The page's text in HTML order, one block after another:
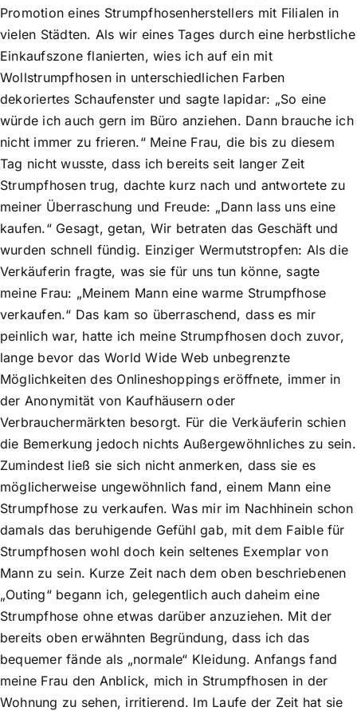
Promotion eines Strumpfhosenherstellers mit Filialen in
vielen Städten. Als wir eines Tages durch eine herbst­liche
Einkaufszone flanierten, wies ich auf ein mit
Wollstrumpfhosen in unterschiedlichen Farben
dekoriertes Schaufenster und sagte lapidar: „So eine
würde ich auch gern im Büro anziehen. Dann brauche ich
nicht immer zu frieren.“ Meine Frau, die bis zu diesem
Tag nicht wusste, dass ich bereits seit langer Zeit
Strumpfhosen trug, dachte kurz nach und antwortete zu
meiner Überraschung und Freude: „Dann lass uns eine
kaufen.“ Gesagt, getan, Wir betraten das Geschäft und
wurden schnell fündig. Einziger Wermutstropfen: Als die
Verkäuferin fragte, was sie für uns tun könne, sagte
meine Frau: „Meinem Mann eine warme Strumpfhose
verkaufen.“ Das kam so überraschend, dass es mir
peinlich war, hatte ich meine Strumpfhosen doch zuvor,
lange bevor das World Wide Web unbegrenzte
Möglichkeiten des Onlineshoppings eröffnete, immer in
der Anonymität von Kaufhäusern oder
Verbrauchermärkten besorgt. Für die Verkäuferin schien
die Bemerkung jedoch nichts Außergewöhnliches zu sein.
Zumindest ließ sie sich nicht anmerken, dass sie es
möglicherweise ungewöhnlich fand, einem Mann eine
Strumpfhose zu verkaufen. Was mir im Nachhinein schon
damals das beruhigende Gefühl gab, mit dem Faible für
Strumpfhosen wohl doch kein seltenes Exemplar von
Mann zu sein. Kurze Zeit nach dem oben beschriebenen
„Outing“ begann ich, gelegentlich auch daheim eine
Strumpfhose ohne etwas darüber anzuziehen. Mit der
bereits oben erwähnten Begründung, dass ich das
bequemer fände als „normale“ Kleidung. Anfangs fand
meine Frau den Anblick, mich in Strumpfhosen in der
Wohnung zu sehen, irritierend. Im Laufe der Zeit hat sie